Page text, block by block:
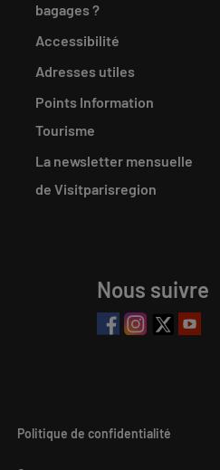
bagages ?
Accessibilité
Adresses utiles
Points Information
Tourisme
La newsletter mensuelle
de Visitparisregion
Nous suivre
Politique de confidentialité